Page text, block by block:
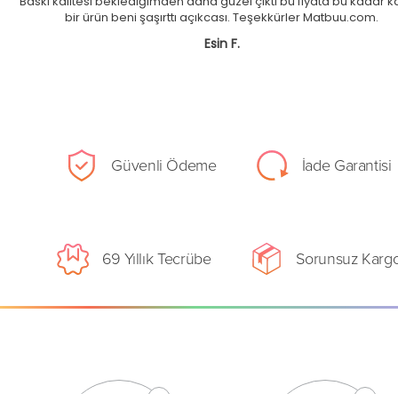
bir ürün beni şaşırttı açıkcası. Teşekkürler Matbuu.com.
Esin F.
Güvenli Ödeme İade Garantisi
69 Yıllık Tecrübe Sorunsuz